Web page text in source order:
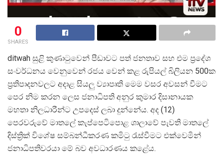
0
SHARES
ditwah සුළි කුණාටුවෙන් පීඩාවට පත් ජනතාව සහ එම ප්රදේශ
සංවර්ධනය වෙනුවෙන් රජය වෙන් කළ රුපියල් බිලියන 500ක
ප්රතිපාදනවලට අදාළ සියලු ව්යාපෘති මෙම වසර අවසන් වීමට
පෙර නිම කරන ලෙස ජනාධිපති අනුර කුමාර දිසානායක
මහතා නිලධාරීන්ට උපදෙස් ලබා දුන්නේය. අද (12)
පෙරවරුවේ මාතලේ කැප්පෙටිපොළ ශාලාවේ පැවති මාතලේ
දිස්ත්රික් විශේෂ සම්බන්ධීකරණ කමිටු රැස්වීමට එක්වෙමින්
ජනාධිපතිවරයා මේ බව අවධාරණය කළේය.